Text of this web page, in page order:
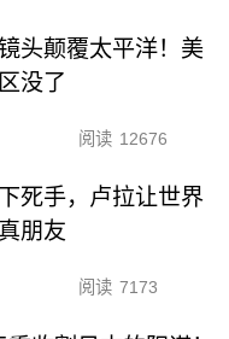
头颠覆太平洋！美
没了
阅读 12676
死手，卢拉让世界
朋友
阅读 7173